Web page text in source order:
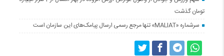
تومان گذشت
سرشماره «MALIAT» تنها مرجع رسمی ارسال پیامک‌های این سازمان است